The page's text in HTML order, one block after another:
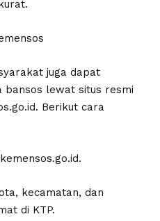
juga dapat
bansos lewat situs resmi
Berikut cara
kecamatan, dan
di KTP.